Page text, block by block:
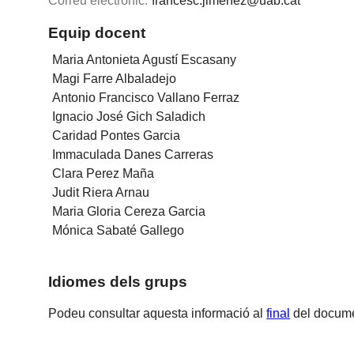
Equip docent
Maria Antonieta Agustí Escasany
Magi Farre Albaladejo
Antonio Francisco Vallano Ferraz
Ignacio José Gich Saladich
Caridad Pontes Garcia
Immaculada Danes Carreras
Clara Perez Maña
Judit Riera Arnau
Maria Gloria Cereza Garcia
Mónica Sabaté Gallego
Idiomes dels grups
Podeu consultar aquesta informació alfinal del